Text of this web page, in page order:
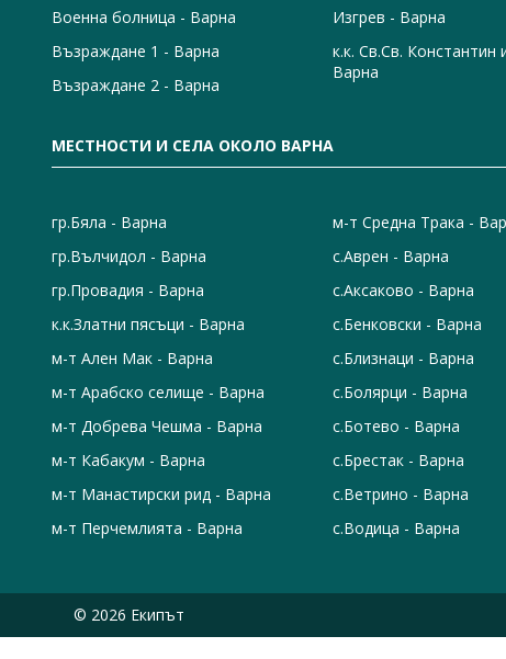
Военна болница - Варна
Възраждане 1 - Варна
Възраждане 2 - Варна
Изгрев - Варна
к.к. Св.Св. Константин
Варна
МЕСТНОСТИ И СЕЛА ОКОЛО ВАРНА
гр.Бяла - Варна
гр.Вълчидол - Варна
гр.Провадия - Варна
к.к.Златни пясъци - Варна
м-т Ален Мак - Варна
м-т Арабско селище - Варна
м-т Добрева Чешма - Варна
м-т Кабакум - Варна
м-т Манастирски рид - Варна
м-т Перчемлията - Варна
м-т Средна Трака -
с.Аврен - Варна
с.Аксаково - Варна
с.Бенковски - Варна
с.Близнаци - Варна
с.Болярци - Варна
с.Ботево - Варна
с.Брестак - Варна
с.Ветрино - Варна
с.Водица - Варна
© 2026 Екипът